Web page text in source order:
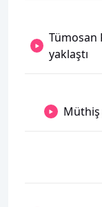
Tümosan
yaklaştı